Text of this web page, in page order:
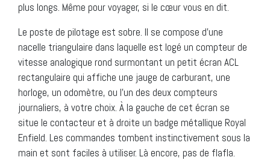
plus longs. Même pour voyager, si le cœur vous en dit.
Le poste de pilotage est sobre. Il se compose d’une
nacelle triangulaire dans laquelle est logé un compteur de
vitesse analogique rond surmontant un petit écran ACL
rectangulaire qui affiche une jauge de carburant, une
horloge, un odomètre, ou l’un des deux compteurs
journaliers, à votre choix. À la gauche de cet écran se
situe le contacteur et à droite un badge métallique Royal
Enfield. Les commandes tombent instinctivement sous la
main et sont faciles à utiliser. Là encore, pas de flafla.